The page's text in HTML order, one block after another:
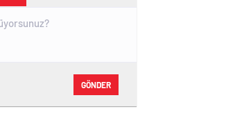
GÖNDER